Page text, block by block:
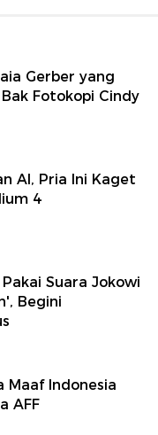
Gerber yang
Fotokopi Cindy
AI, Pria Ini Kaget
4
Suara Jokowi
Begini
Maaf Indonesia
AFF